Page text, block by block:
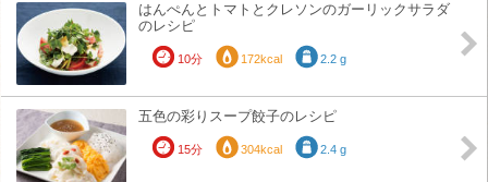
はんぺんとトマトとクレソンのガーリックサラダ
のレシピ
10分 172kcal 2.2 g
五色の彩りスープ餃子のレシピ
15分 304kcal 2.4 g